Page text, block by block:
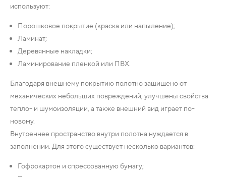
используют:
Порошковое покрытие (краска или напыление);
Ламинат;
Деревянные накладки;
Ламинирование пленкой или ПВХ.
Благодаря внешнему покрытию полотно защищено от
механических небольших повреждений, улучшены свойства
тепло- и шумоизоляции, а также внешний вид играет по-
новому.
Внутреннее пространство внутри полотна нуждается в
заполнении. Для этого существует несколько вариантов:
Гофрокартон и спрессованную бумагу;